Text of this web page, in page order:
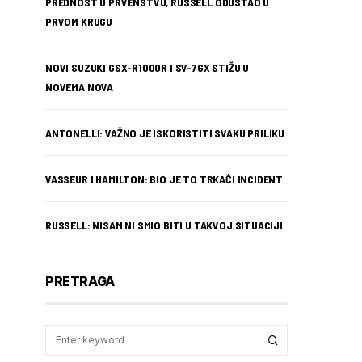
PRVOM KRUGU
NOVI SUZUKI GSX-R1000R I SV-7GX STIŽU U
NOVEMA NOVA
ANTONELLI: VAŽNO JE ISKORISTITI SVAKU PRILIKU
VASSEUR I HAMILTON: BIO JE TO TRKAĆI INCIDENT
RUSSELL: NISAM NI SMIO BITI U TAKVOJ SITUACIJI
PRETRAGA